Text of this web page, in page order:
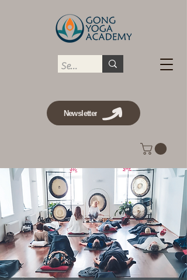
Newsletter